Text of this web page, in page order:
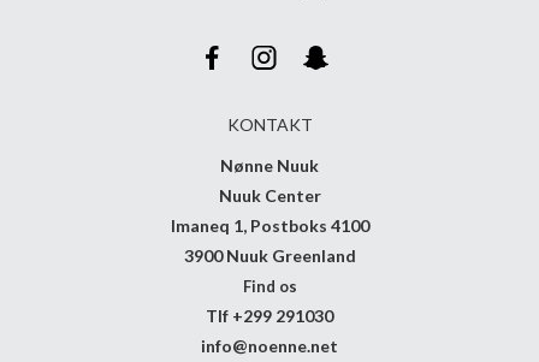
KONTAKT
Nønne Nuuk
Nuuk Center
Imaneq 1, Postboks 4100
3900 Nuuk Greenland
Find os
Tlf +299 291030
info@noenne.net